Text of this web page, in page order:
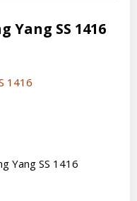
Yang SS 1416
Yang SS 1416